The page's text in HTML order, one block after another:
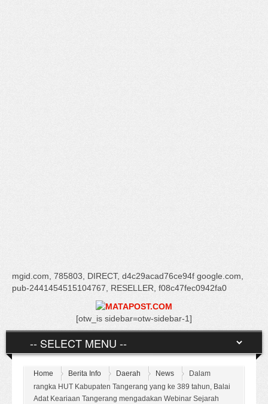
mgid.com, 785803, DIRECT, d4c29acad76ce94f google.com,
pub-2441454515104767, RESELLER, f08c47fec0942fa0
[otw_is sidebar=otw-sidebar-1]
Home Berita Info Daerah News
Dalam
rangka HUT Kabupaten Tangerang yang ke 389 tahun, Balai
Adat Keariaan Tangerang mengadakan Webinar Sejarah